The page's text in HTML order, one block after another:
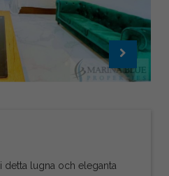
detta lugna och eleganta